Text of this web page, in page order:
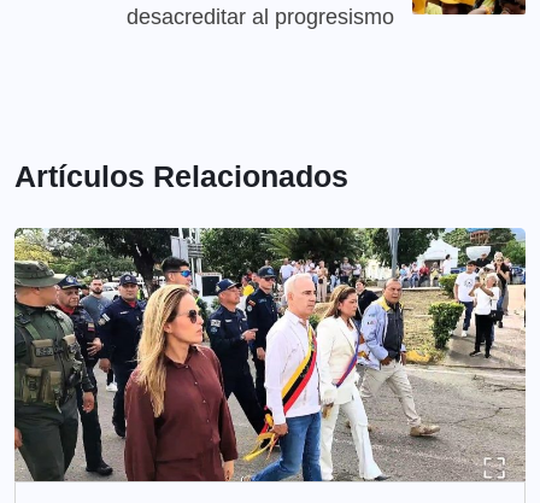
desacreditar al progresismo
Artículos Relacionados